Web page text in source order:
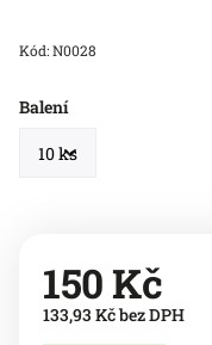
Kód:N0028
Balení
150 Kč
133,93 Kč bez DPH